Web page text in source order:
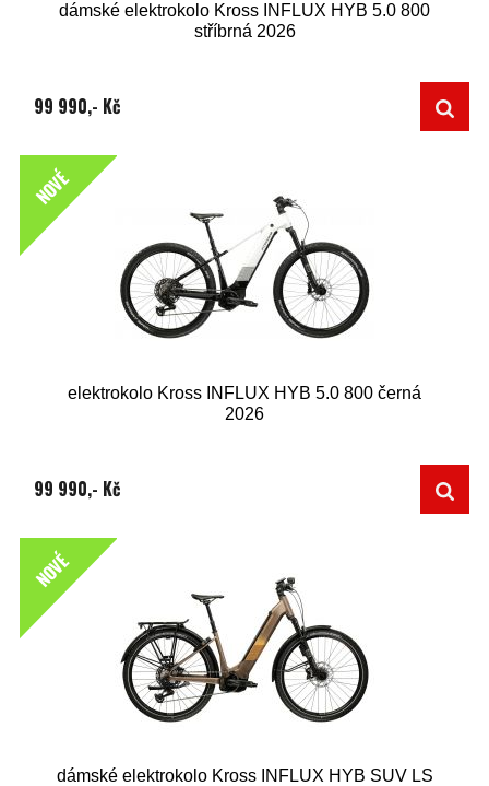
dámské elektrokolo Kross INFLUX HYB 5.0 800
stříbrná 2026
99 990,- Kč
NOVÉ
elektrokolo Kross INFLUX HYB 5.0 800 černá
2026
99 990,- Kč
NOVÉ
dámské elektrokolo Kross INFLUX HYB SUV LS